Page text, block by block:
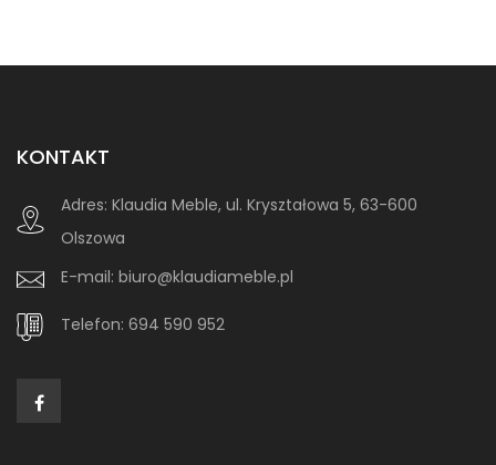
KONTAKT
Adres: Klaudia Meble, ul. Kryształowa 5, 63-600
Olszowa
E-mail: biuro@klaudiameble.pl
Telefon: 694 590 952